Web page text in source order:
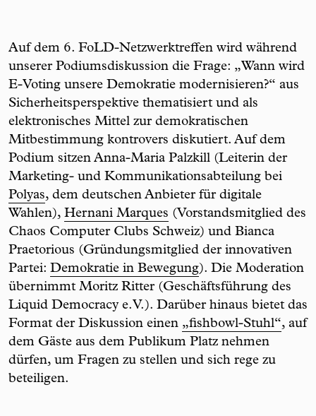
Auf dem 6. FoLD-Netzwerktreffen wird während
unserer Podiumsdiskussion die Frage: „Wann wird
E-Voting unsere Demokratie modernisieren?“ aus
Sicherheitsperspektive thematisiert und als
elektronisches Mittel zur demokratischen
Mitbestimmung kontrovers diskutiert. Auf dem
Podium sitzen Anna-Maria Palzkill (Leiterin der
Marketing- und Kommunikationsabteilung bei
Polyas, dem deutschen Anbieter für digitale
Wahlen), Hernani Marques (Vorstandsmitglied des
Chaos Computer Clubs Schweiz) und Bianca
Praetorious (Gründungsmitglied der innovativen
Partei: Demokratie in Bewegung). Die Moderation
übernimmt Moritz Ritter (Geschäftsführung des
Liquid Democracy e.V.). Darüber hinaus bietet das
Format der Diskussion einen „fishbowl-Stuhl“, auf
dem Gäste aus dem Publikum Platz nehmen
dürfen, um Fragen zu stellen und sich rege zu
beteiligen.